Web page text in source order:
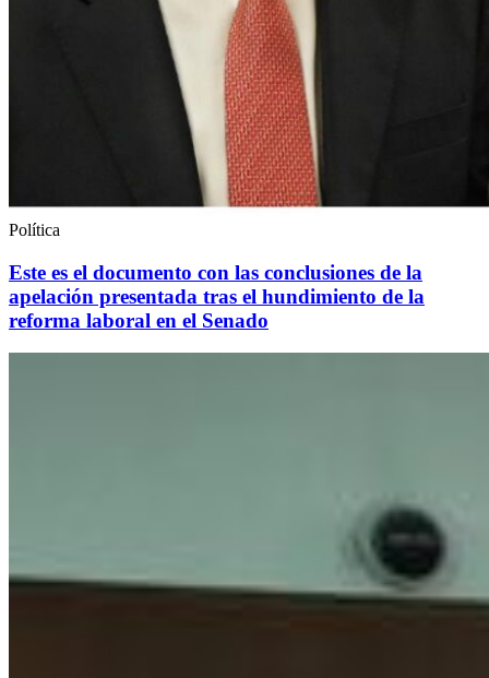
Política
Este es el documento con las conclusiones de la
apelación presentada tras el hundimiento de la
reforma laboral en el Senado